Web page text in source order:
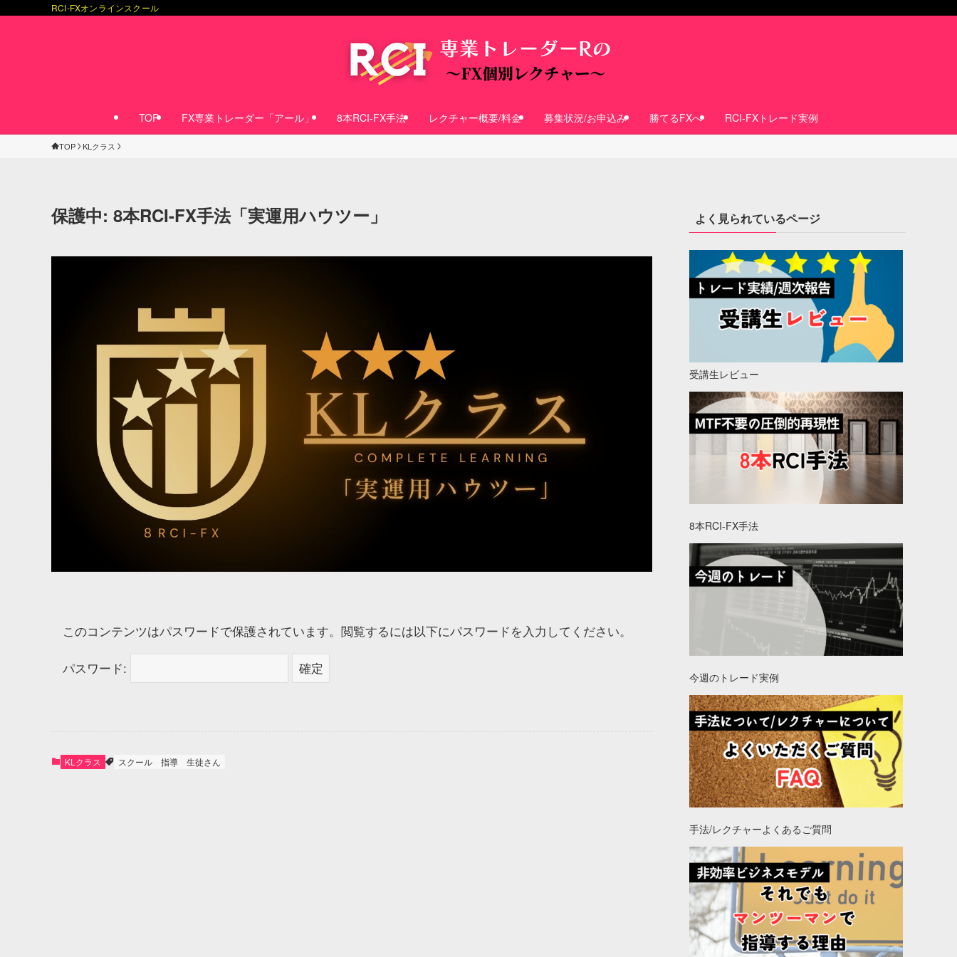
RCI-FXオンラインスクール
TOP FX専業トレーダー「アール」 8本RCI-FX手法 レクチャー概要/料金 募集状況/お申込み 勝てるFXへ RCI-FXトレード実例
TOP KLクラス
保護中: 8本RCI-FX手法「実運用ハウツー」
このコンテンツはパスワードで保護されています。閲覧するには以下にパスワードを入力してください。
パスワード:
KLクラス スクール 指導 生徒さん
よく見られているページ
受講生レビュー
8本RCI-FX手法
今週のトレード実例
手法/レクチャーよくあるご質問